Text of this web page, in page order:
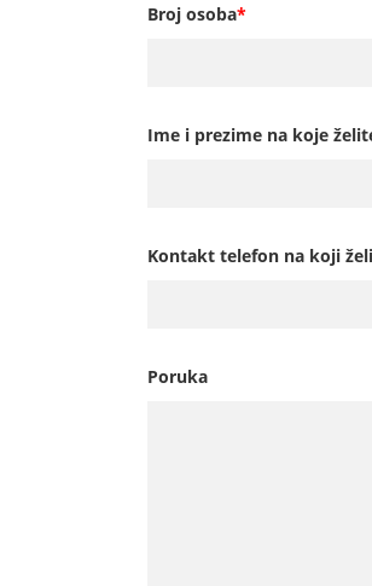
Broj osoba*
Ime i prezime na koje
Kontakt telefon na koji
Poruka